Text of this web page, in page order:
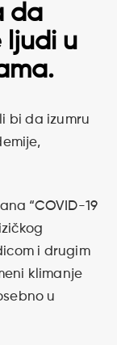
da
ljudi u
bi da izumru
“COVID-19
i drugim
klimanje
u